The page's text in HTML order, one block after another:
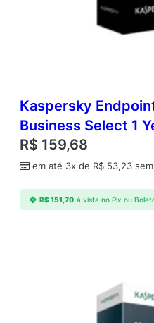
n
t
i
d
a
e
Kaspersky
Business Select 1
R$ 159,68
em até 3x de R$ 53,23
R$151,70 à vista no Pix ou